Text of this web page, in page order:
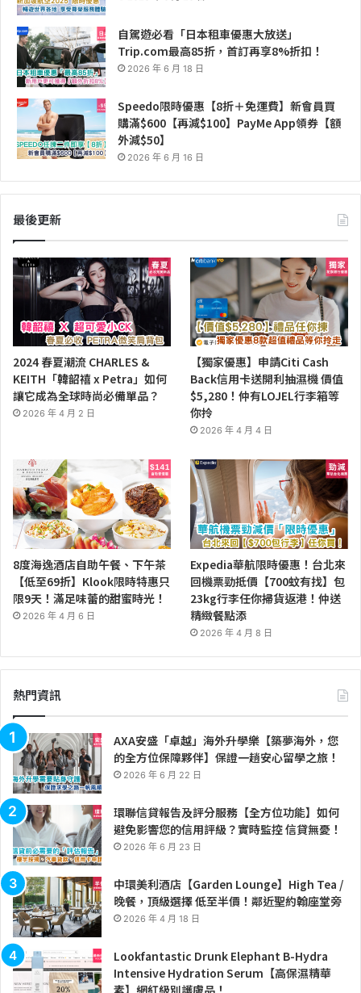
自駕遊必看「日本租車優惠大放送」
Trip.com最高85折，首訂再享8%折扣！
2026 年 6 月 18 日
Speedo限時優惠【8折＋免運費】新會員買
購滿$600【再減$100】PayMe App領券【額
外減$50】
2026 年 6 月 16 日
最後更新
2024 春夏潮流 CHARLES &
KEITH「韓韶禧 x Petra」如何
讓它成為全球時尚必備單品？
2026 年 4 月 2 日
【獨家優惠】申請Citi Cash
Back信用卡送開利抽濕機 價值
$5,280！仲有LOJEL行李箱等
你拎
2026 年 4 月 4 日
8度海逸酒店自助午餐、下午茶
【低至69折】Klook限時特惠只
限9天！滿足味蕾的甜蜜時光！
2026 年 4 月 6 日
Expedia華航限時優惠！台北來
回機票勁抵價【700蚊有找】包
23kg行李任你掃貨返港！仲送
精緻餐點添
2026 年 4 月 8 日
熱門資訊
AXA安盛「卓越」海外升學樂【築夢海外，您
的全方位保障夥伴】保證一趟安心留學之旅！
2026 年 6 月 22 日
環聯信貸報告及評分服務【全方位功能】如何
避免影響您的信用評級？實時監控 信貸無憂！
2026 年 6 月 23 日
中環美利酒店【Garden Lounge】High Tea /
晚餐，頂級選擇 低至半價！鄰近聖約翰座堂旁
2026 年 4 月 18 日
Lookfantastic Drunk Elephant B-Hydra
Intensive Hydration Serum【高保濕精華
素】網紅級別護膚品！